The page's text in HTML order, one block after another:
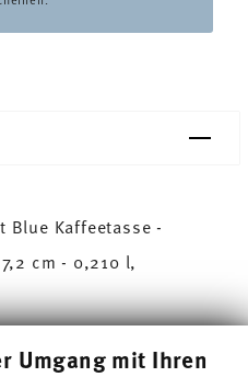
Umgang mit Ihren
Blue Kaffeetasse -
cm - 0,210 l,
farbigen Makeover in